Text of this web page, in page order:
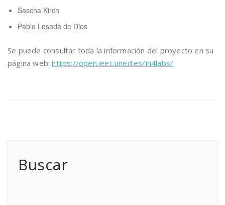
Sascha Kirch
Pablo Losada de Dios
Se puede consultar toda la información del proyecto en su
página web:https://open.ieec.uned.es/in4labs/
Buscar